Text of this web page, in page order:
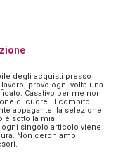
degli acquisti presso
provo ogni volta una
Casativo per me non
di cuore. Il compito
appagante: la selezione
è sotto la mia
singolo articolo viene
Non cerchiamo